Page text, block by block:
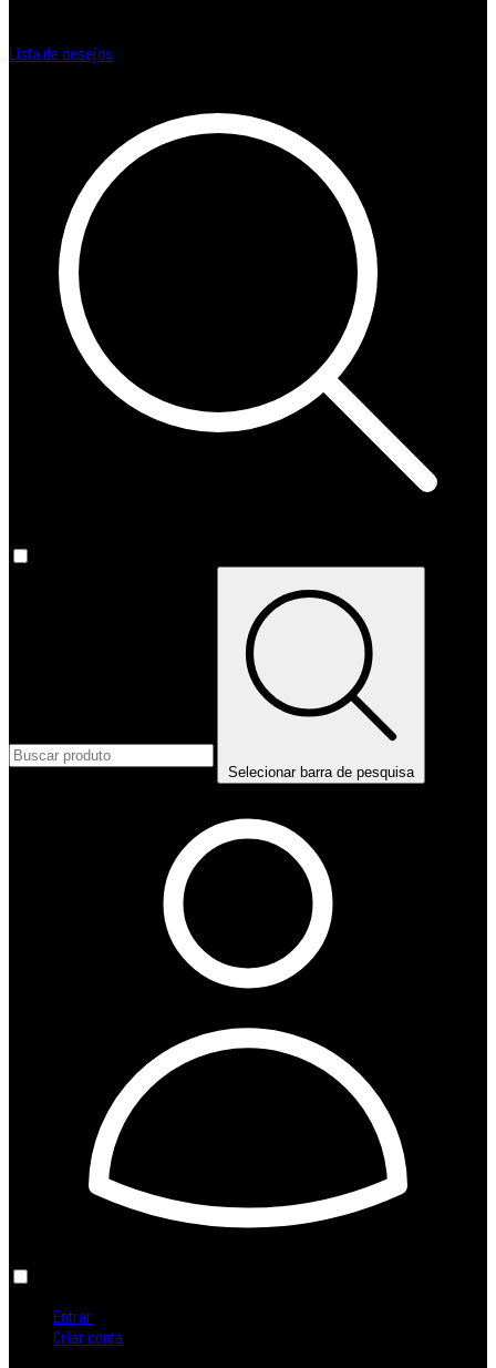
Lista de desejos
Selecionar barra de pesquisa
Entrar
Criar conta